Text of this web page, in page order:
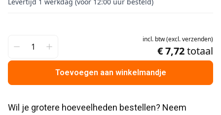
incl. btw(excl.verzenden)
€ 7,72totaal
Toevoegen aan winkelmandje